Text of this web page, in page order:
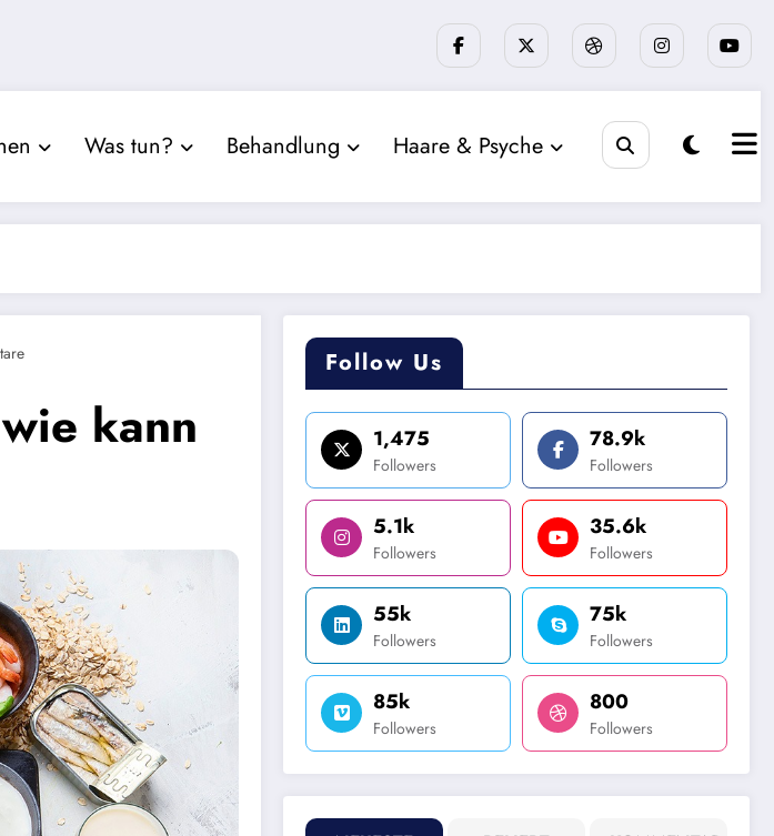
Was tun? Behandlung Haare & Psyche
kann
Follow Us
1,475
Followers
78.9k
Followers
5.1k
Followers
35.6k
Followers
55k
Followers
75k
Followers
85k
Followers
800
Followers